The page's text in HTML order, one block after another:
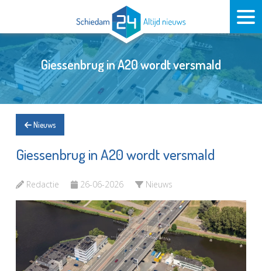
Giessenbrug in A20 wordt versmald
Nieuws
Giessenbrug in A20 wordt versmald
Redactie 26-06-2026 Nieuws